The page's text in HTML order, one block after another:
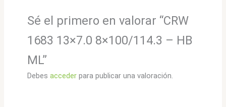
Sé el primero en valorar “CRW
1683 13×7.0 8×100/114.3 – HB
ML”
Debes accederpara publicar una valoración.